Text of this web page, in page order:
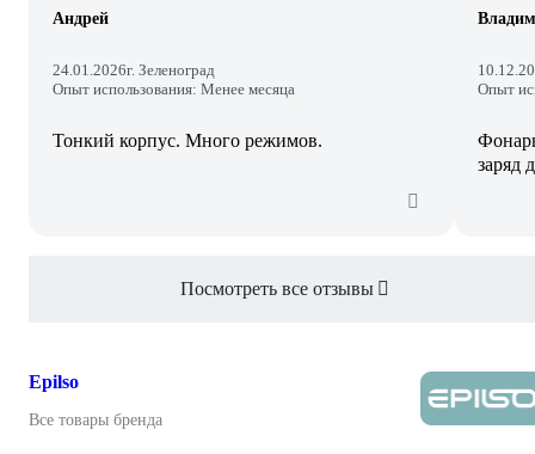
Андрей
24.01.2026г. Зеленоград
Опыт использования: Менее месяца
Тонкий корпус. Много режимов.
Опыт
заряд
Посмотреть все отзывы
Epilso
Все товары бренда